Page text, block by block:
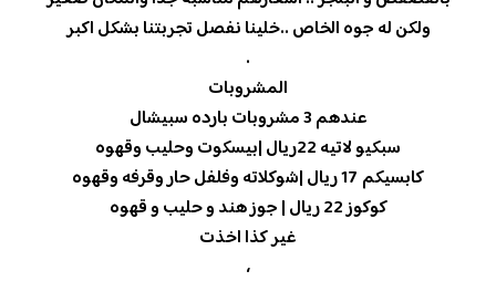
ولكن له جوه الخاص ..خلينا نفصل تجربتنا بشكل اكبر
.
المشروبات
عندهم 3 مشروبات بارده سبيشال
سبكيو لاتيه 22ريال |بيسكوت وحليب وقهوه
كابسيكم 17 ريال |شوكلاته وفلفل حار وقرفه وقهوه
كوكوز 22 ريال | جوز هند و حليب و قهوه
غير كذا اخذت
،